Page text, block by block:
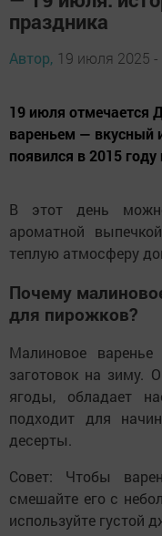
праздника
Автор, 19 июля 2025 -
19 июля отмечается
вареньем — вкусный
появился в 2015
В этот день
ароматной
теплую атмосферу
Почему
для пирожков?
Малиновое
заготовок на зиму.
ягоды, обладает
подходит для
десерты.
Совет: Чтобы
смешайте его с
используйте густой